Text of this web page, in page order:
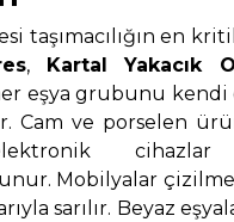
taşımacılığın en
,
Kartal Yakacık
eşya grubunu
Cam ve porselen
cihazlar
Mobilyalar
sarılır. Beyaz